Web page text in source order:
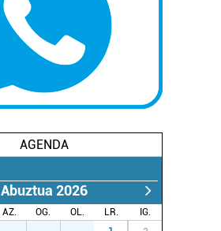
AGENDA
Abuztua 2026
AZ. OG. OL. LR.
IG.